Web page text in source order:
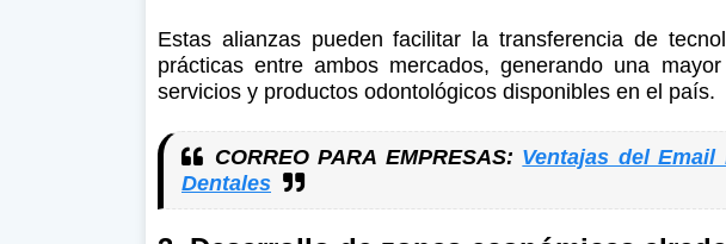
Estas alianzas pueden facilitar la transferencia de
prácticas entre ambos mercados, generando una
servicios y productos odontológicos disponibles en el país.
CORREO PARA EMPRESAS: Ventajas del
Dentales